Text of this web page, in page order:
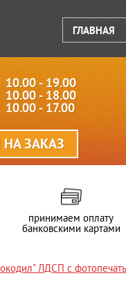
ГЛАВНАЯ
10.00 - 19.00
10.00 - 18.00
10.00 - 17.00
ЗАКАЗ
принимаем оплату
банковскими картами
ЛДСП с